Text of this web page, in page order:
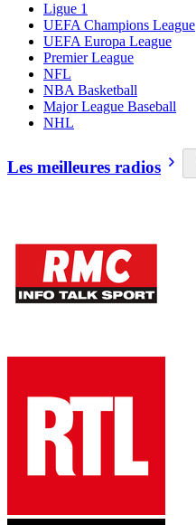
Ligue 1
UEFA Champions League
UEFA Europa League
Premier League
NFL
NBA Basketball
Major League Baseball
NHL
Les meilleures radios